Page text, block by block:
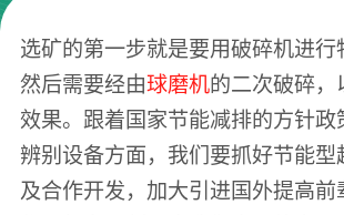
选矿的第一步就是要用破碎机进行
然后需要经由球磨机的二次破碎，
效果。跟着国家节能减排的方针政
辨别设备方面，我们要抓好节能型
及合作开发，加大引进国外提高前